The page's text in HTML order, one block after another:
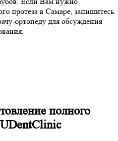
протеза в Самаре, запишитесь
ортопеду для обсуждения
полного
UDentClinic